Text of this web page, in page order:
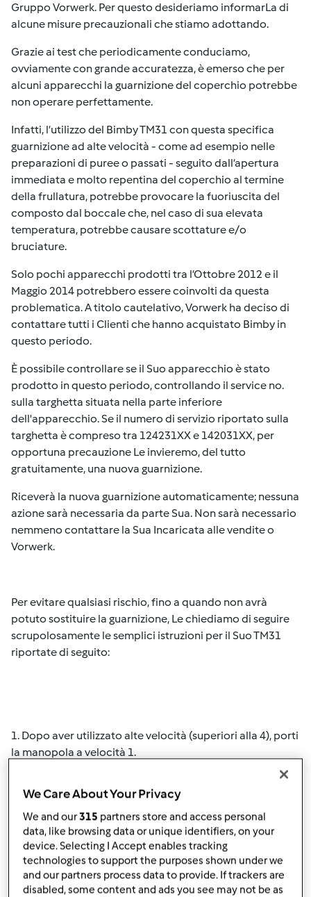
Gruppo Vorwerk. Per questo desideriamo informarLa di
alcune misure precauzionali che stiamo adottando.
Grazie ai test che periodicamente conduciamo,
ovviamente con grande accuratezza, è emerso che per
alcuni apparecchi la guarnizione del coperchio potrebbe
non operare perfettamente.
Infatti, l’utilizzo del Bimby TM31 con questa specifica
guarnizione ad alte velocità - come ad esempio nelle
preparazioni di puree o passati - seguito dall’apertura
immediata e molto repentina del coperchio al termine
della frullatura, potrebbe provocare la fuoriuscita del
composto dal boccale che, nel caso di sua elevata
temperatura, potrebbe causare scottature e/o
bruciature.
Solo pochi apparecchi prodotti tra l’Ottobre 2012 e il
Maggio 2014 potrebbero essere coinvolti da questa
problematica. A titolo cautelativo, Vorwerk ha deciso di
contattare tutti i Clienti che hanno acquistato Bimby in
questo periodo.
È possibile controllare se il Suo apparecchio è stato
prodotto in questo periodo, controllando il service no.
sulla targhetta situata nella parte inferiore
dell'apparecchio. Se il numero di servizio riportato sulla
targhetta è compreso tra 124231XX e 142031XX, per
opportuna precauzione Le invieremo, del tutto
gratuitamente, una nuova guarnizione.
Riceverà la nuova guarnizione automaticamente; nessuna
azione sarà necessaria da parte Sua. Non sarà necessario
nemmeno contattare la Sua Incaricata alle vendite o
Vorwerk.
Per evitare qualsiasi rischio, fino a quando non avrà
potuto sostituire la guarnizione, Le chiediamo di seguire
scrupolosamente le semplici istruzioni per il Suo TM31
riportate di seguito:
1. Dopo aver utilizzato alte velocità (superiori alla 4), porti
la manopola a velocità 1.
il coperchio.
Seguendo queste semplici istruzioni la Sua sicurezza sarà
salvaguardata durante l’attesa della nuova guarnizione
Tm31.
We Care About Your Privacy
We and our315 partners store and access personal
data, like browsing data or unique identifiers, on your
device. Selecting I Accept enables tracking
technologies to support the purposes shown under we
and our partners process data to provide. If trackers are
disabled, some content and ads you see may not be as